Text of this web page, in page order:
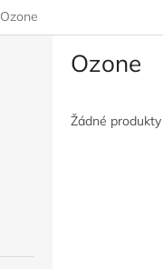
Ozone
Ozone
Žádné